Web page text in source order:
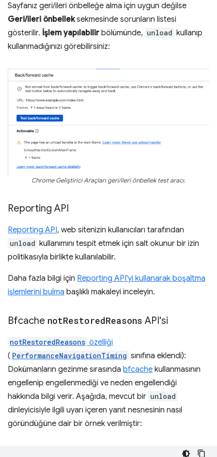
Sayfanız geri/ileri önbelleğe alma için uygun değilse
Geri/ileri önbelleksekmesinde sorunların listesi
gösterilir. İşlem yapılabilir bölümünde, unload kullanıp
kullanmadığınızı görebilirsiniz:
Chrome Geliştirici Araçları geri/ileri önbellek test aracı.
Reporting API
Reporting API, web sitenizin kullanıcıları tarafından
unload kullanımını tespit etmek için salt okunur bir izin
politikasıyla birlikte kullanılabilir.
Daha fazla bilgi için Reporting API'yi kullanarak boşaltma
işlemlerini bulma başlıklı makaleyi inceleyin.
Bfcache notRestoredReasons API'si
notRestoredReasons özelliği
( PerformanceNavigationTiming sınıfına eklendi):
Dokümanların gezinme sırasında bfcache kullanmasının
engellenip engellenmediği ve neden engellendiği
hakkında bilgi verir. Aşağıda, mevcut bir unload
dinleyicisiyle ilgili uyarı içeren yanıt nesnesinin nasıl
göründüğüne dair bir örnek verilmiştir: